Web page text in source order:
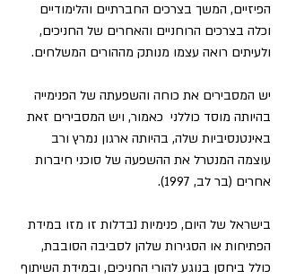
הפיזיים, המשך בצרכים החברתיים והלימודיים
וכלה בצרכים הרוחניים והאחרים של החניכים,
ולעיתים רואה עצמו מנותק מההורים המשלחים.
יש המסבירים את כוחה והשפעתה של הפנימייה
בהיותה מוסד כוללני  כאמור, ויש המסבירים זאת
באינטנסיביות שלה, בהיותה ארגון נמרץ ורב
עוצמה המנטרל את ההשפעה של סוכני חיברות
אחרים (בר לב, 1997).
בישראל של היום, פנימיות נבדלות זו מזו במידת
הפתיחות או הסגירות שלהן לסביבה הסובבת,
כולל ביחסן בנוגע להורי החניכים, ובמידת השיתוף